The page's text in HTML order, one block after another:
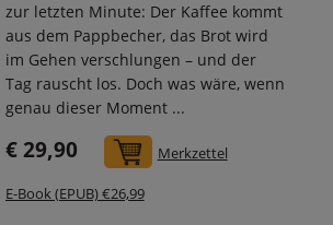
zur letzten Minute: Der Kaffee kommt
aus dem Pappbecher, das Brot wird
im Gehen verschlungen – und der
Tag rauscht los. Doch was wäre, wenn
genau dieser Moment ...
€ 29,90 In den Warenkorb
Merkzettel
E-Book (EPUB) €26,99